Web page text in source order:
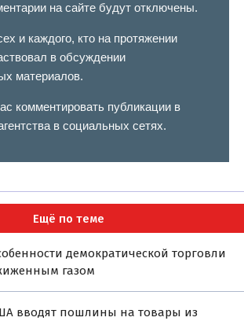
на сайте будут отключены.
и каждого, кто на протяжении
в обсуждении
материалов.
комментировать публикации в
в социальных сетях.
Ещё по теме
демократической торговли
газом
вводят пошлины на товары из